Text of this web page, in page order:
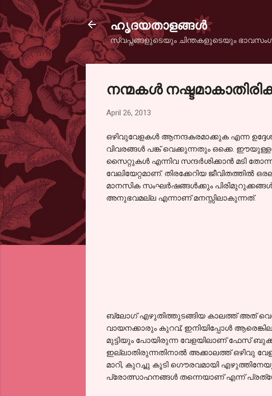
ഹൃദയതാളങ്ങള്‍
സ്വപ്നങ്ങളുടെയും ചിന്തകളുടെയും
നന്മകള്‍
April 26, 2013
ഒഴിവുവേളകള്‍ ആനന്ദകരമാക്കുക എന്ന
വിവരങ്ങള്‍ പങ്ക് വെക്കുന്നതും ഒക്കെ.
സൈറ്റുകള്‍ എന്നിവ സന്ദര്‍ശിക്കാന്‍ മടി
വേലിയേറ്റമാണ്. തിരക്കേറിയ
മാനസിക സംഘര്‍ഷങ്ങള്‍ക്കും
അനുഭവമല്ല എന്നാണ് മനസ്സിലാകുന്നത്.
ബ്ലോഗ്‌ എഴുതിത്തുടങ്ങിയ കാലത്ത് അത്
വായനക്കാരും കുറവ്; ഇനിയിപ്പോള്‍
മുട്ടിയും പോയിരുന്ന വേളയിലാണ് ഫേസ്
ഇല്ലാതിരുന്നതിനാല്‍ അക്കാലത്ത് ഒഴിവു
മാറി, കുറച്ചു കൂടി ഗൌരവമായി
പ്രോത്സാഹനങ്ങള്‍ തന്നെയാണ് എന്ന്